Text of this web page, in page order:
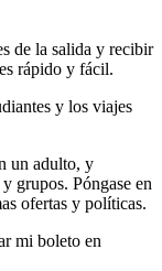
de la salida y recibir
rápido y fácil.
y los viajes
un adulto, y
grupos. Póngase en
ofertas y políticas.
mi boleto en